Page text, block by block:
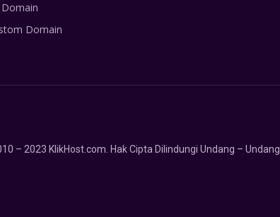
Domain
– 2023 KlikHost.com. Hak Cipta Dilindungi Undang – Undang